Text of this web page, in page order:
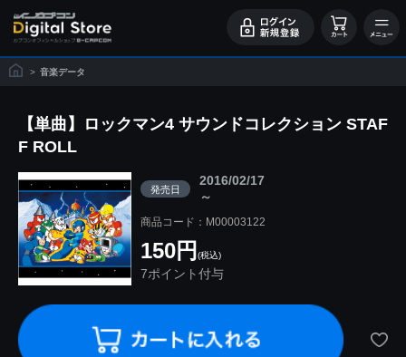
> 音楽データ
【単曲】ロックマン4 サウンドコレクション STAF
F ROLL
発売日
2016/02/17
～
商品コード：M00003122
150円 (税込)
7ポイント付与